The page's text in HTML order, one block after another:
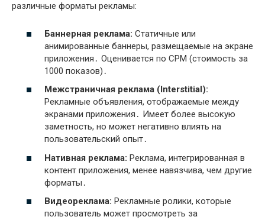
различные форматы рекламы:
Баннерная реклама: Статичные или
анимированные баннеры, размещаемые на экране
приложения․ Оценивается по CPM (стоимость за
1000 показов)․
Межстраничная реклама (Interstitial):
Рекламные объявления, отображаемые между
экранами приложения․ Имеет более высокую
заметность, но может негативно влиять на
пользовательский опыт․
Нативная реклама: Реклама, интегрированная в
контент приложения, менее навязчива, чем другие
форматы․
Видеореклама: Рекламные ролики, которые
пользователь может просмотреть за